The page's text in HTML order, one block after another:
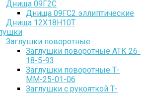
Днища 09Г2С
Днища 09ГС2 эллиптические
Днища 12Х18Н10Т
Заглушки поворотные
Заглушки поворотные АТК 26-
18-5-93
Заглушки поворотные Т-
ММ-25-01-06
Заглушки с рукояткой Т-